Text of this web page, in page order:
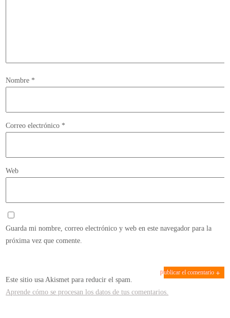
Nombre *
Correo electrónico *
Web
Guarda mi nombre, correo electrónico y web en este navegador para la
próxima vez que comente.
Este sitio usa Akismet para reducir el spam.
Aprende cómo se procesan los datos de tus comentarios.